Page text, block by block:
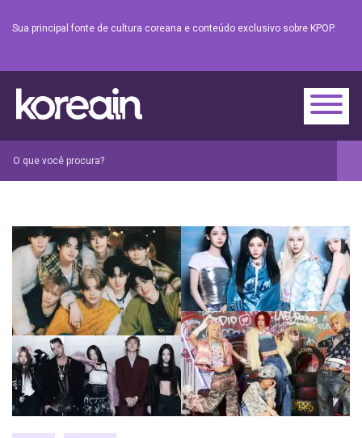
Sua principal fonte de cultura coreana e conteúdo exclusivo sobre KPOP.